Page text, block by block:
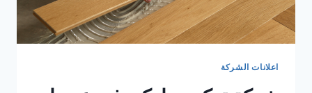
اعلانات الشركة